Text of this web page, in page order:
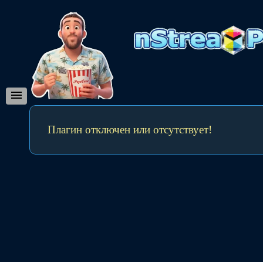
Плагин отключен или отсутствует!